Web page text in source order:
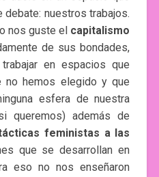
nuestros trabajos.
nos guste el capitalismo
de sus bondades,
en espacios que
no hemos elegido y que
esfera de nuestra
queremos) además de
feministas a las
que se desarrollan en
eso no nos enseñaron